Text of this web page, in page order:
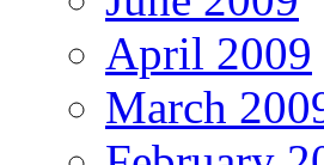
April 2009
March